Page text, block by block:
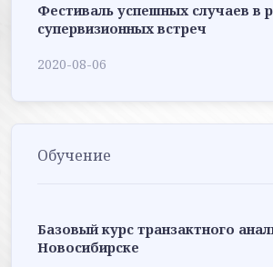
Фестиваль успешных случаев в
супервизионных встреч
2020-08-06
Обучение
Базовый курс транзактного
Новосибирске